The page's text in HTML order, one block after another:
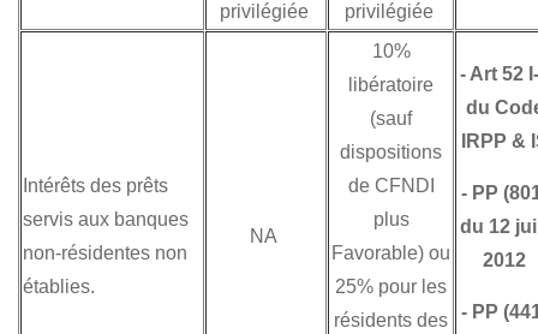
privilégiée
privilégiée
Intérêts des prêts
servis aux banques
non-résidentes non
établies.
NA
10%
libératoire
(sauf
dispositions
de CFNDI
plus
Favorable) ou
25% pour les
résidents des
- Art 52
du
IRPP &
- PP
du 12
2012
- PP